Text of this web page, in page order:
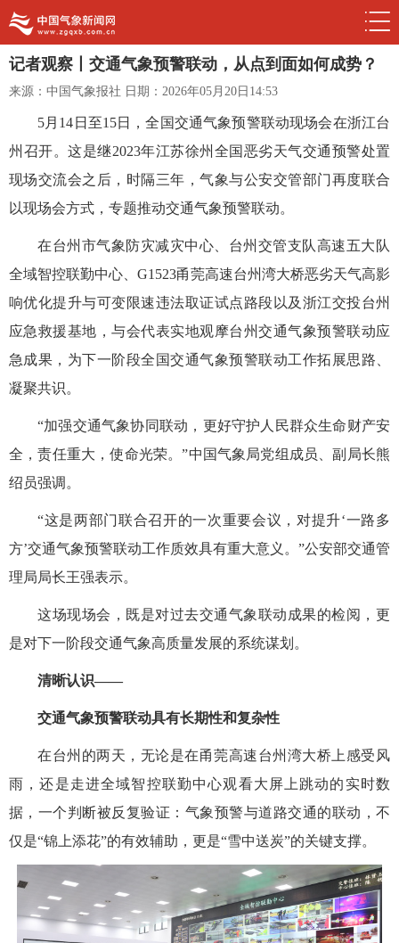
记者观察丨交通气象预警联动，从点到面如何成势？
来源：中国气象报社 日期：2026年05月20日14:53
5月14日至15日，全国交通气象预警联动现场会在浙江台
州召开。这是继2023年江苏徐州全国恶劣天气交通预警处置
现场交流会之后，时隔三年，气象与公安交管部门再度联合
以现场会方式，专题推动交通气象预警联动。
在台州市气象防灾减灾中心、台州交管支队高速五大队
全域智控联勤中心、G1523甬莞高速台州湾大桥恶劣天气高影
响优化提升与可变限速违法取证试点路段以及浙江交投台州
应急救援基地，与会代表实地观摩台州交通气象预警联动应
急成果，为下一阶段全国交通气象预警联动工作拓展思路、
凝聚共识。
“加强交通气象协同联动，更好守护人民群众生命财产安
全，责任重大，使命光荣。”中国气象局党组成员、副局长熊
绍员强调。
“这是两部门联合召开的一次重要会议，对提升‘一路多
方’交通气象预警联动工作质效具有重大意义。”公安部交通管
理局局长王强表示。
这场现场会，既是对过去交通气象联动成果的检阅，更
是对下一阶段交通气象高质量发展的系统谋划。
清晰认识——
交通气象预警联动具有长期性和复杂性
在台州的两天，无论是在甬莞高速台州湾大桥上感受风
雨，还是走进全域智控联勤中心观看大屏上跳动的实时数
据，一个判断被反复验证：气象预警与道路交通的联动，不
仅是“锦上添花”的有效辅助，更是“雪中送炭”的关键支撑。